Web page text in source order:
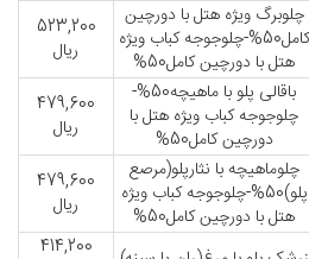
چلوبرگ ویژه هتل با دورچین
کامل50%-چلوجوجه کباب ویژه
هتل با دورچین کامل50%
523,200
ریال
باقالی پلو با ماهیچه50%-
چلوجوجه کباب ویژه هتل با
دورچین کامل50%
479,600
ریال
چلوماهیچه با نثارپلو(مرصع
پلو)50%-چلوجوجه کباب ویژه
هتل با دورچین کامل50%
479,600
ریال
414,200